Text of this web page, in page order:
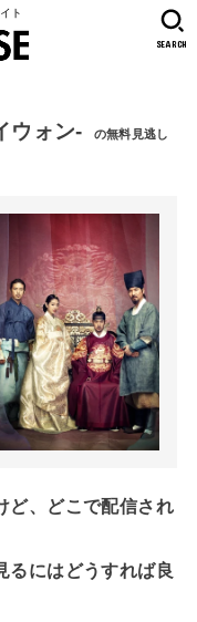
ト
SEARCH
ウォン- の無料見逃し
ど、どこで配信され
るにはどうすれば良